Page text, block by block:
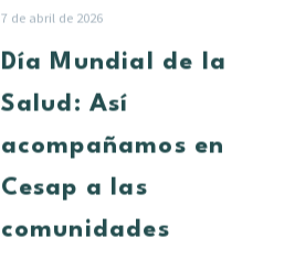
acompañamos
en
Cesap
a
comunidades
vulnerables
7 de abril de 2026
Día Mundial de la
Salud: Así
acompañamos en
Cesap a las
comunidades